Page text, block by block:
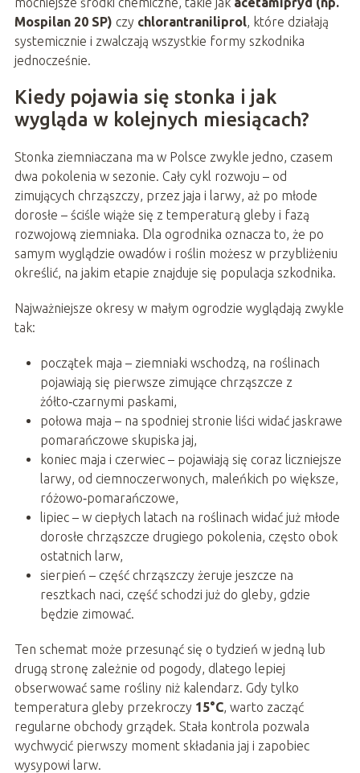
Mospilan 20 SP) czy chlorantraniliprol, które działają
systemicznie i zwalczają wszystkie formy szkodnika
jednocześnie.
Kiedy pojawia się stonka i jak
wygląda w kolejnych miesiącach?
Stonka ziemniaczana ma w Polsce zwykle jedno, czasem
dwa pokolenia w sezonie. Cały cykl rozwoju – od
zimujących chrząszczy, przez jaja i larwy, aż po młode
dorosłe – ściśle wiąże się z temperaturą gleby i fazą
rozwojową ziemniaka. Dla ogrodnika oznacza to, że po
samym wyglądzie owadów i roślin możesz w przybliżeniu
określić, na jakim etapie znajduje się populacja szkodnika.
Najważniejsze okresy w małym ogrodzie wyglądają zwykle
tak:
początek maja – ziemniaki wschodzą, na roślinach
pojawiają się pierwsze zimujące chrząszcze z
żółto‑czarnymi paskami,
połowa maja – na spodniej stronie liści widać jaskrawe
pomarańczowe skupiska jaj,
koniec maja i czerwiec – pojawiają się coraz liczniejsze
larwy, od ciemnoczerwonych, maleńkich po większe,
różowo‑pomarańczowe,
lipiec – w ciepłych latach na roślinach widać już młode
dorosłe chrząszcze drugiego pokolenia, często obok
ostatnich larw,
sierpień – część chrząszczy żeruje jeszcze na
resztkach naci, część schodzi już do gleby, gdzie
będzie zimować.
Ten schemat może przesunąć się o tydzień w jedną lub
drugą stronę zależnie od pogody, dlatego lepiej
obserwować same rośliny niż kalendarz. Gdy tylko
temperatura gleby przekroczy 15°C, warto zacząć
regularne obchody grządek. Stała kontrola pozwala
wychwycić pierwszy moment składania jaj i zapobiec
wysypowi larw.